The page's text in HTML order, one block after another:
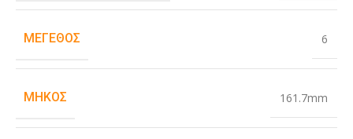
ΜΈΓΕΘΟΣ 6
ΜΉΚΟΣ 161.7mm